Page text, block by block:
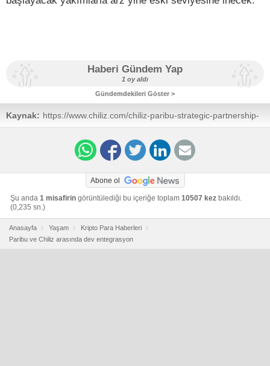
Haberi Gündem Yap
1 oy aldı
Gündemdekileri Göster >
Kaynak: https://www.chiliz.com/chiliz-paribu-strategic-partnership-
merges-blockchains/
Abone ol
Şu anda 1 misafirin görüntülediği bu içeriğe toplam 10507 kez bakıldı.
(0,235 sn.)
Anasayfa Yaşam
Kripto Para Haberleri
Paribu ve Chiliz arasında dev entegrasyon